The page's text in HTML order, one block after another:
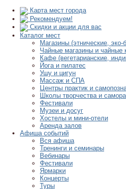
Карта мест города
Рекомендуем!
Скидки и акции для вас
Каталог мест
Магазины (этнические, эко-
Чайные магазины и чайные
Кафе (вегетарианские,
Йога и пилатес
Ушу и цигун
Массаж и СПА
Центры практик и
Школы творчества и
Фестивали
Музеи и досуг
Хостелы и мини-отели
Аренда залов
Афиша событий
Вся афиша
Тренинги и семинары
Вебинары
Фестивали
Ярмарки
Концерты
Туры